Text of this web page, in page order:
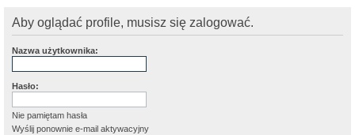
Aby oglądać profile, musisz się zalogować.
Nazwa użytkownika:
Hasło:
Nie pamiętam hasła
Wyślij ponownie e-mail aktywacyjny